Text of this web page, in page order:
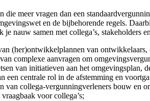
die meer vragen dan een
en de bijbehorende regels.
je nauw samen met collega’s, stakeholders
(her)ontwikkelplannen van ontwikkelaars,
complexe aanvragen om
van initiatieven aan het omgevingsplan,
een centrale rol in de afstemming en
van collega-vergunningverleners bouw en
voor collega’s;